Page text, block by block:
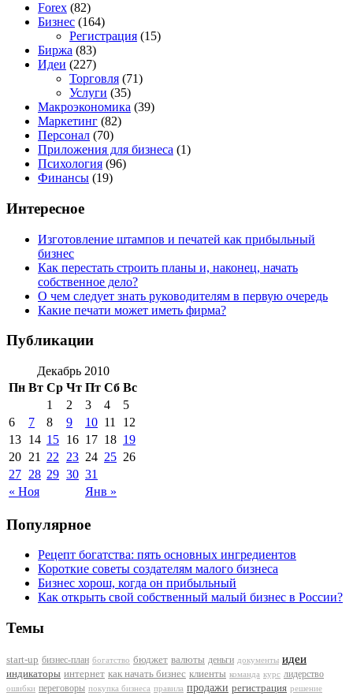
Forex (82)
Бизнес (164)
Регистрация (15)
Биржа (83)
Идеи (227)
Торговля (71)
Услуги (35)
Макроэкономика (39)
Маркетинг (82)
Персонал (70)
Приложения для бизнеса (1)
Психология (96)
Финансы (19)
Интересное
Изготовление штампов и печатей как прибыльный
бизнес
Как перестать строить планы и, наконец, начать
собственное дело?
О чем следует знать руководителям в первую очередь
Какие печати может иметь фирма?
Публикации
Декабрь 2010
Пн Вт Ср Чт Пт Сб Вс
« Ноя Янв »
1 2 3 4
5
6
7 8 9 10 11
12
13 14 15 16 17 18 19
20 21 22 23 24 25 26
27 28 29 30 31
Популярное
Рецепт богатства: пять основных ингредиентов
Короткие советы создателям малого бизнеса
Бизнес хорош, когда он прибыльный
Как открыть свой собственный малый бизнес в России?
Темы
start-up бизнес-план богатство бюджет валюты деньги документы идеи
индикаторы интернет как начать бизнес клиенты команда курс лидерство
ошибки переговоры покупка бизнеса правила продажи регистрация решение